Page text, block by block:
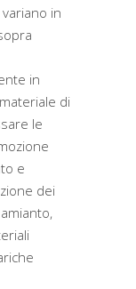
in
in
di
le
e
dei